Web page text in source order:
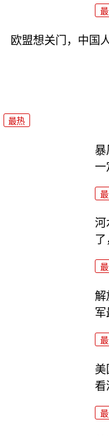
欧盟想关门，中国
最热
暴
一
河
了
解
军
美
看